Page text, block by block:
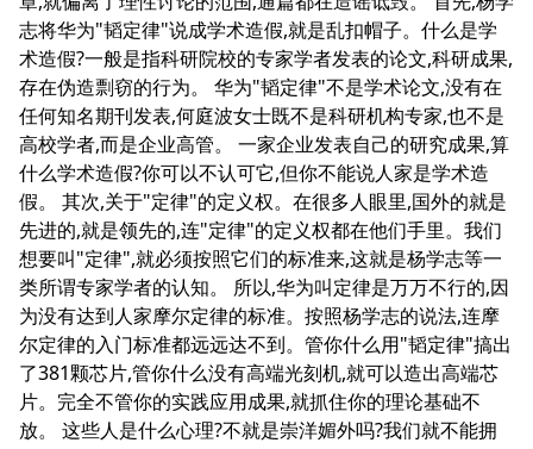
志将华为"韬定律"说成学术造假,就是乱扣帽子。什么是学
术造假?一般是指科研院校的专家学者发表的论文,科研成果,
存在伪造剽窃的行为。 华为"韬定律"不是学术论文,没有在
任何知名期刊发表,何庭波女士既不是科研机构专家,也不是
高校学者,而是企业高管。 一家企业发表自己的研究成果,算
什么学术造假?你可以不认可它,但你不能说人家是学术造
假。 其次,关于"定律"的定义权。在很多人眼里,国外的就是
先进的,就是领先的,连"定律"的定义权都在他们手里。我们
想要叫"定律",就必须按照它们的标准来,这就是杨学志等一
类所谓专家学者的认知。 所以,华为叫定律是万万不行的,因
为没有达到人家摩尔定律的标准。按照杨学志的说法,连摩
尔定律的入门标准都远远达不到。管你什么用"韬定律"搞出
了381颗芯片,管你什么没有高端光刻机,就可以造出高端芯
片。完全不管你的实践应用成果,就抓住你的理论基础不
放。 这些人是什么心理?不就是崇洋媚外吗?我们就不能拥